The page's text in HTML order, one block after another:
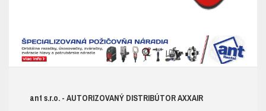
ant s.r.o. - AUTORIZOVANÝ DISTRIBÚTOR AXXAIR